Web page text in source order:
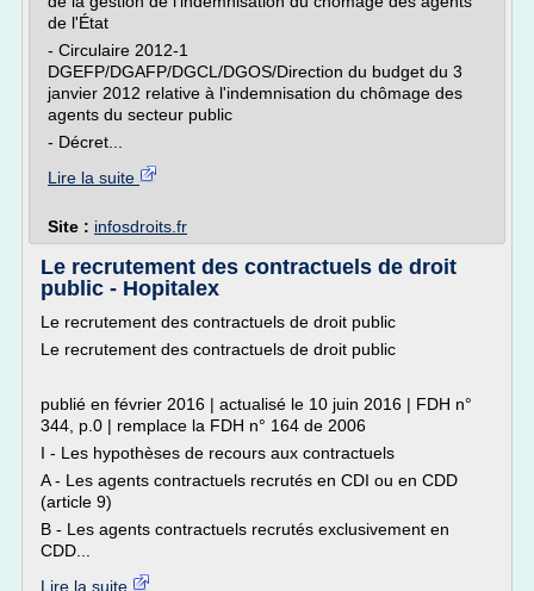
de l'État
- Circulaire 2012-1
DGEFP/DGAFP/DGCL/DGOS/Direction du budget du 3
janvier 2012 relative à l'indemnisation du chômage des
agents du secteur public
- Décret...
Lire la suite
Site : infosdroits.fr
Le recrutement des contractuels de droit
public - Hopitalex
Le recrutement des contractuels de droit public
Le recrutement des contractuels de droit public
publié en février 2016 | actualisé le 10 juin 2016 | FDH n°
344, p.0 | remplace la FDH n° 164 de 2006
I - Les hypothèses de recours aux contractuels
A - Les agents contractuels recrutés en CDI ou en CDD
(article 9)
B - Les agents contractuels recrutés exclusivement en
CDD...
Lire la suite